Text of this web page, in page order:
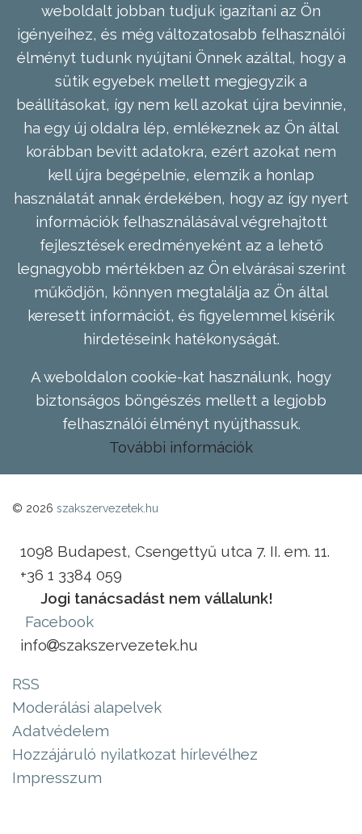
weboldalt jobban tudjuk igazítani az Ön
igényeihez, és még változatosabb felhasználói
élményt tudunk nyújtani Önnek azáltal, hogy a
sütik egyebek mellett megjegyzik a
beállításokat, így nem kell azokat újra bevinnie,
ha egy új oldalra lép, emlékeznek az Ön által
korábban bevitt adatokra, ezért azokat nem
kell újra begépelnie, elemzik a honlap
használatát annak érdekében, hogy az így nyert
információk felhasználásával végrehajtott
fejlesztések eredményeként az a lehető
legnagyobb mértékben az Ön elvárásai szerint
működjön, könnyen megtalálja az Ön által
keresett információt, és figyelemmel kísérik
hirdetéseink hatékonyságát.
A weboldalon cookie-kat használunk, hogy
biztonságos böngészés mellett a legjobb
felhasználói élményt nyújthassuk.
További információk
© 2026 szakszervezetek.hu
1098 Budapest, Csengettyű utca 7. II. em. 11.
+36 1 3384 059
Jogi tanácsadást nem vállalunk!
Facebook
info
szakszervezetek.hu
RSS
Moderálási alapelvek
Adatvédelem
Hozzájáruló nyilatkozat hírlevélhez
Impresszum